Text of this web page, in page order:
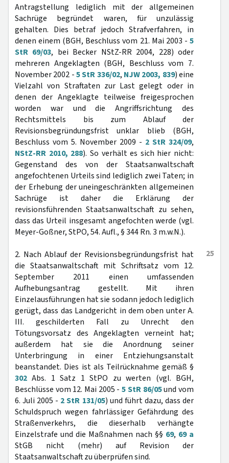
Antragstellung lediglich mit der allgemeinen
Sachrüge begründet waren, für unzulässig
gehalten. Dies betraf jedoch Strafverfahren, in
denen einem (BGH, Beschluss vom 21. Mai 2003 - 5
StR 69/03, bei Becker NStZ-RR 2004, 228) oder
mehreren Angeklagten (BGH, Beschluss vom 7.
November 2002 -5 StR 336/02, NJW 2003, 839) eine
Vielzahl von Straftaten zur Last gelegt oder in
denen der Angeklagte teilweise freigesprochen
worden war und die Angriffsrichtung des
Rechtsmittels bis zum Ablauf der
Revisionsbegründungsfrist unklar blieb (BGH,
Beschluss vom 5. November 2009 - 2 StR 324/09,
NStZ-RR 2010, 288). So verhält es sich hier nicht:
Gegenstand des von der Staatsanwaltschaft
angefochtenen Urteils sind lediglich zwei Taten; in
der Erhebung der uneingeschränkten allgemeinen
Sachrüge ist daher die Erklärung der
revisionsführenden Staatsanwaltschaft zu sehen,
dass das Urteil insgesamt angefochten werde (vgl.
Meyer-Goßner, StPO, 54. Aufl., § 344 Rn. 3 m.w.N.).
25
2. Nach Ablauf der Revisionsbegründungsfrist hat
die Staatsanwaltschaft mit Schriftsatz vom 12.
September 2011 einen umfassenden
Aufhebungsantrag gestellt. Mit ihren
Einzelausführungen hat sie sodann jedoch lediglich
gerügt, dass das Landgericht in dem oben unter A.
III. geschilderten Fall zu Unrecht den
Tötungsvorsatz des Angeklagten verneint hat;
außerdem hat sie die Anordnung seiner
Unterbringung in einer Entziehungsanstalt
beanstandet. Dies ist als Teilrücknahme gemäß §
302 Abs. 1 Satz 1 StPO zu werten (vgl. BGH,
Beschlüsse vom 12. Mai 2005 -5 StR 86/05und vom
6. Juli 2005 - 2 StR 131/05) und führt dazu, dass der
Schuldspruch wegen fahrlässiger Gefährdung des
Straßenverkehrs, die dieserhalb verhängte
Einzelstrafe und die Maßnahmen nach §§ 69, 69 a
StGB nicht (mehr) auf Revision der
Staatsanwaltschaft zu überprüfen sind.